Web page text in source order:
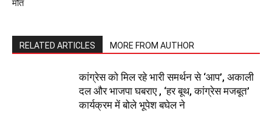
मौत
RELATED ARTICLES MORE FROM AUTHOR
कांग्रेस को मिल रहे भारी समर्थन से ‘आप’, अकाली
दल और भाजपा घबराए , ‘हर बूथ, कांग्रेस मजबूत’
कार्यक्रम में बोले भूपेश बघेल ने